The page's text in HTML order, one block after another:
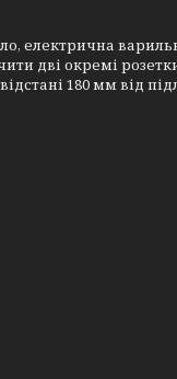
електрична
дві окремі
180 мм від